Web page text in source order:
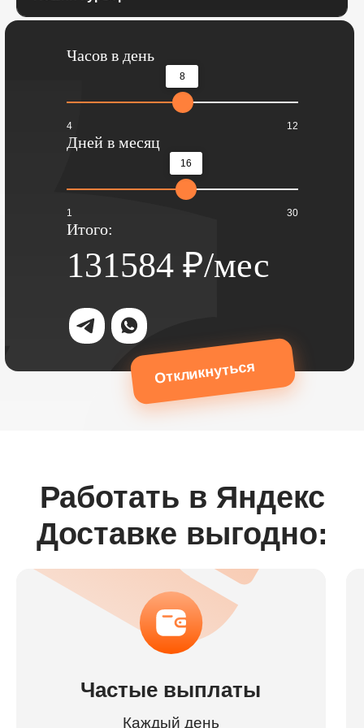
Часов в день
8
4 12
Дней в месяц
16
1 30
Итого:
131584 ₽/мес
Откликнуться
Работать в Яндекс
Доставке выгодно:
Частые выплаты
Каждый день